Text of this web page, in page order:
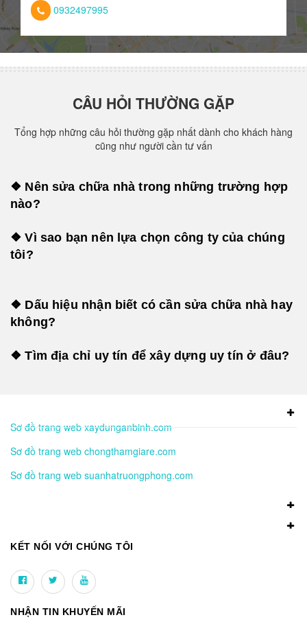
0932497995
CÂU HỎI THƯỜNG GẶP
Tổng hợp những câu hỏi thường gặp nhất dành cho khách hàng
cũng như người cần tư vấn
❖ Nên sửa chữa nhà trong những trường hợp
nào?
❖ Vì sao bạn nên lựa chọn công ty của chúng
tôi?
❖ Dấu hiệu nhận biết có cần sửa chữa nhà hay
không?
❖ Tìm địa chỉ uy tín để xây dựng uy tín ở đâu?
Sơ đồ trang web xaydunganbinh.com
Sơ đồ trang web chongthamgiare.com
Sơ đồ trang web suanhatruongphong.com
KẾT NỐI VỚI CHÚNG TÔI
NHẬN TIN KHUYẾN MÃI